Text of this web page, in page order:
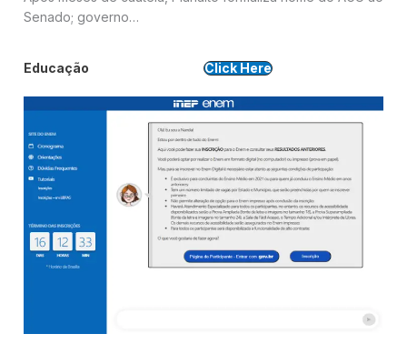
Senado; governo…
Educação Click Here